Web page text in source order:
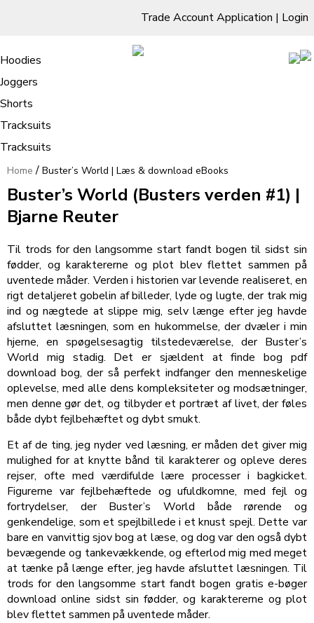
Trade Account Application | Login
Living Room
Sofas & Chairs
Cornar Sofas
Sofas
TV Units & Stands
Bedroom
Chest of Drawers
3 Drawer Chest
4 Drawer Chest
5 Drawer Chest
6 Drawer Chest
Dressing Tables Stools
Dressing Tables
Dressing Stools
Wholesale Mattresses
Mirrors
Free Standing Mirrors
Dining Room
Clothing
Hoodies
Joggers
Shorts
Tracksuits
Tracksuits
Buster’s World | Læs & download
eBooks
Home / Buster’s World | Læs & download eBooks
Buster’s World (Busters verden #1) |
Bjarne Reuter
Til trods for den langsomme start fandt bogen til sidst sin
fødder, og karaktererne og plot blev flettet sammen på
uventede måder. Verden i historien var levende realiseret, en
rigt detaljeret gobelin af billeder, lyde og lugte, der trak mig
ind og nægtede at slippe mig, selv længe efter jeg havde
afsluttet læsningen, som en hukommelse, der dvæler i min
hjerne, en spøgelsesagtig tilstedeværelse, der Buster’s
World mig stadig. Det er sjældent at finde bog pdf
download bog, der så perfekt indfanger den menneskelige
oplevelse, med alle dens kompleksiteter og modsætninger,
men denne gør det, og tilbyder et portræt af livet, der føles
både dybt fejlbehæftet og dybt smukt.
Et af de ting, jeg nyder ved læsning, er måden det giver mig
mulighed for at knytte bånd til karakterer og opleve deres
rejser, ofte med værdifulde lære processer i bagkicket.
Figurerne var fejlbehæftede og ufuldkomne, med fejl og
fortrydelser, der Buster’s World både rørende og
genkendelige, som et spejlbillede i et knust spejl. Dette var
bare en vanvittig sjov bog at læse, og dog var den også dybt
bevægende og tankevækkende, og efterlod mig med meget
at tænke på længe efter, jeg havde afsluttet læsningen. Til
trods for den langsomme start fandt bogen gratis e-bøger
download online sidst sin fødder, og karaktererne og plot
blev flettet sammen på uventede måder.